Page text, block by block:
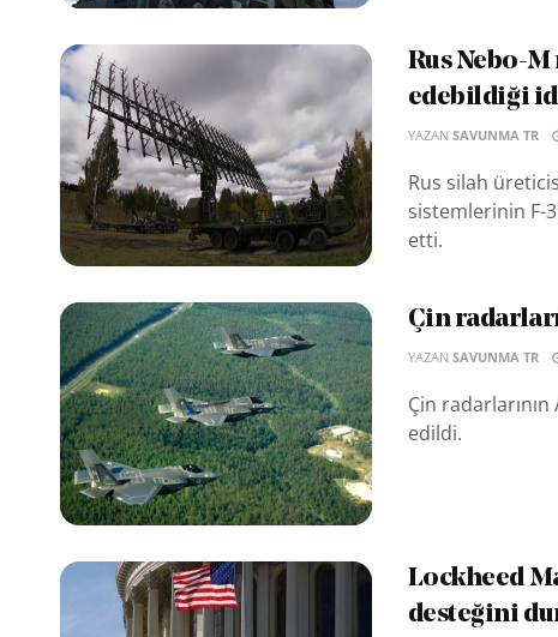
Rus Nebo-M
edebildiği
YAZAN SAVUNMA TR
Rus silah
sistemlerinin F-
etti.
Çin
YAZAN SAVUNMA TR
Çin
edildi.
Lockheed
desteğini